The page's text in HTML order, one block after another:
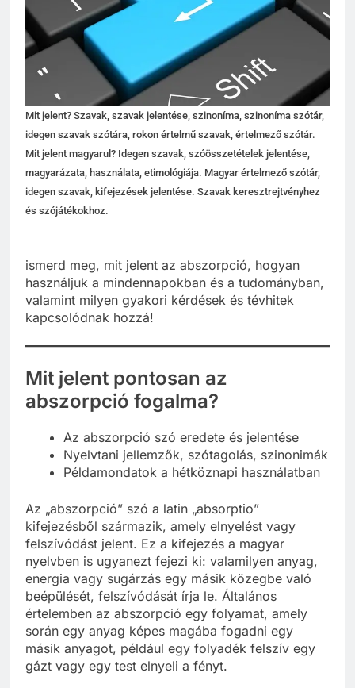
Mit jelent? Szavak, szavak jelentése, szinoníma, szinoníma szótár,
idegen szavak szótára, rokon értelmű szavak, értelmező szótár.
Mit jelent magyarul? Idegen szavak, szóösszetételek jelentése,
magyarázata, használata, etimológiája. Magyar értelmező szótár,
idegen szavak, kifejezések jelentése. Szavak keresztrejtvényhez
és szójátékokhoz.
ismerd meg, mit jelent az abszorpció, hogyan
használjuk a mindennapokban és a tudományban,
valamint milyen gyakori kérdések és tévhitek
kapcsolódnak hozzá!
Mit jelent pontosan az
abszorpció fogalma?
Az abszorpció szó eredete és jelentése
Nyelvtani jellemzők, szótagolás, szinonimák
Példamondatok a hétköznapi használatban
Az „abszorpció” szó a latin „absorptio”
kifejezésből származik, amely elnyelést vagy
felszívódást jelent. Ez a kifejezés a magyar
nyelvben is ugyanezt fejezi ki: valamilyen anyag,
energia vagy sugárzás egy másik közegbe való
beépülését, felszívódását írja le. Általános
értelemben az abszorpció egy folyamat, amely
során egy anyag képes magába fogadni egy
másik anyagot, például egy folyadék felszív egy
gázt vagy egy test elnyeli a fényt.